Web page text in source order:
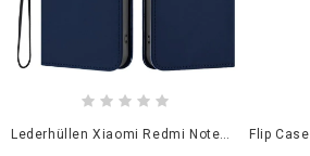
Lederhüllen Xiaomi Redmi Note 14 Pro 5g Glattlederoptik